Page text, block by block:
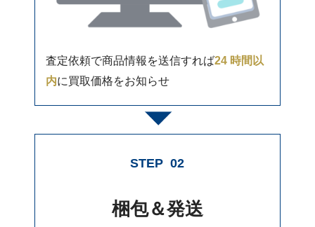
査定依頼で商品情報を送信すれば24 時間以
内に買取価格をお知らせ
STEP 02
梱包＆発送